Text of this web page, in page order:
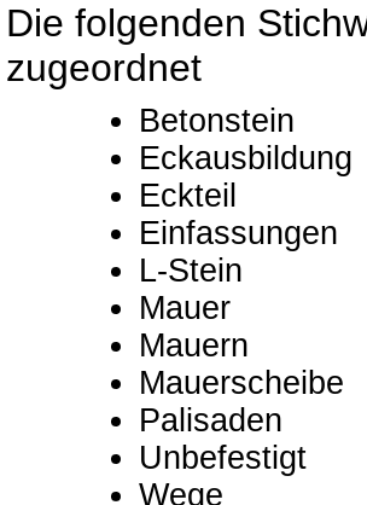
Die folgenden
zugeordnet
Betonstein
Eckausbildung
Eckteil
Einfassungen
L-Stein
Mauer
Mauern
Mauerscheibe
Palisaden
Unbefestigt
Wege